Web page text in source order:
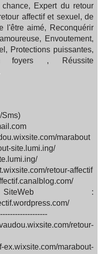
chance, Expert du retour
affectif et sexuel, de
l'être aimé, Reconquérir
Envoutement,
Protections puissantes,
foyers , Réussite
Sms)
marabout
site.lumi.ing/
retour-affectif
:
retour-
ex.wixsite.com/marabout-